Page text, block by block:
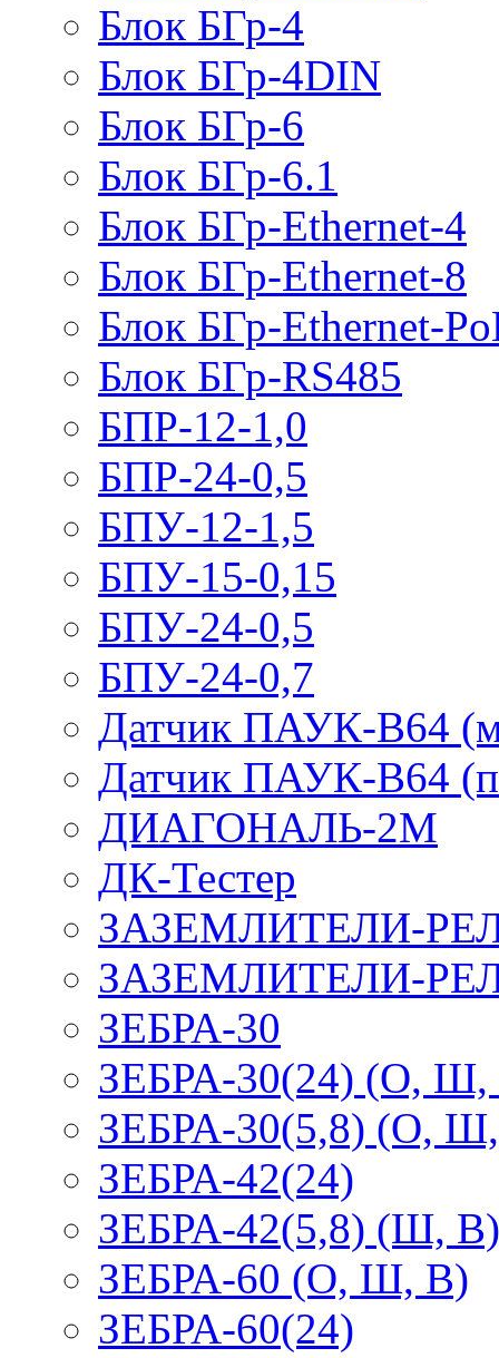
Блок БГр-4
Блок БГр-4DIN
Блок БГр-6
Блок БГр-6.1
Блок БГр-Ethernet-4
Блок БГр-Ethernet-8
Блок БГр-Ethernet-
Блок БГр-RS485
БПР-12-1,0
БПР-24-0,5
БПУ-12-1,5
БПУ-15-0,15
БПУ-24-0,5
БПУ-24-0,7
Датчик ПАУК-В64
Датчик ПАУК-В64
ДИАГОНАЛЬ-2М
ДК-Тестер
ЗАЗЕМЛИТЕЛИ-
ЗАЗЕМЛИТЕЛИ-
ЗЕБРА-30
ЗЕБРА-30(24) (О,
ЗЕБРА-30(5,8) (О,
ЗЕБРА-42(24)
ЗЕБРА-42(5,8) (Ш, В)
ЗЕБРА-60 (О, Ш, В)
ЗЕБРА-60(24)